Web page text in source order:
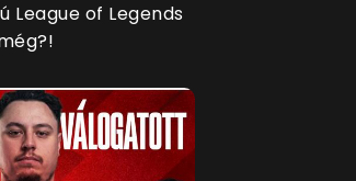
League of Legends